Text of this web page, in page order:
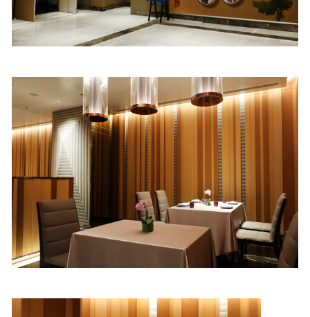
照相簿
影音區
歷史區
關於Yilan
個人著作
活動實況記錄
媒體報導一覽
合作與代言
訂閱電子報